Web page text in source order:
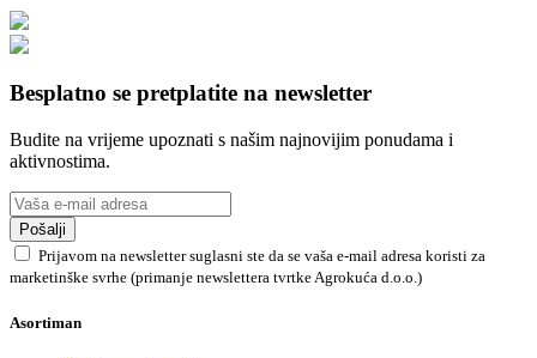
Besplatno se pretplatite na newsletter
Budite na vrijeme upoznati s našim najnovijim ponudama i
aktivnostima.
Pošalji
Prijavom na newsletter suglasni ste da se vaša e-mail adresa koristi za
marketinške svrhe (primanje newslettera tvrtke Agrokuća d.o.o.)
Asortiman